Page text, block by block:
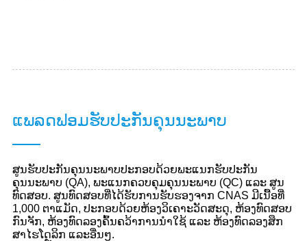
ແພລດຟອມຮັບປະກັນຄຸນນະພາບ
ສູນຮັບປະກັນຄຸນນະພາບປະກອບດ້ວຍພະແນກຮັບປະກັນ
ຄຸນນະພາບ (QA), ພະແນກຄວບຄຸມຄຸນນະພາບ (QC) ແລະ ສູນ
ທົດສອບ. ສູນທົດສອບທີ່ໄດ້ຮັບການຮັບຮອງຈາກ CNAS ມີເນື້ອທີ່
1,000 ຕາແມັດ, ປະກອບດ້ວຍຫ້ອງວິເຄາະວັດສະດຸ, ຫ້ອງທົດສອບ
ກົນຈັກ, ຫ້ອງທົດລອງຄົ້ນຄວ້າການນຳໃຊ້ ແລະ ຫ້ອງທົດລອງສຶກ
ສາໄຮໂດຼລິກ ແລະອື່ນໆ.